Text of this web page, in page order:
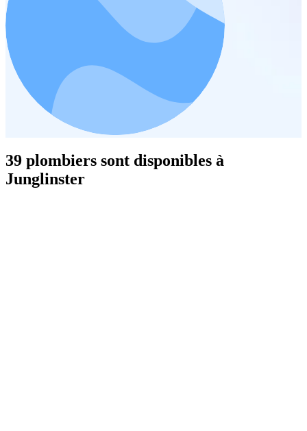
39 plombiers sont disponibles à
Junglinster